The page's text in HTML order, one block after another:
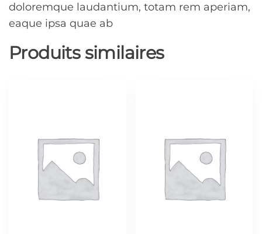
doloremque laudantium, totam rem aperiam,
eaque ipsa quae ab
Produits similaires